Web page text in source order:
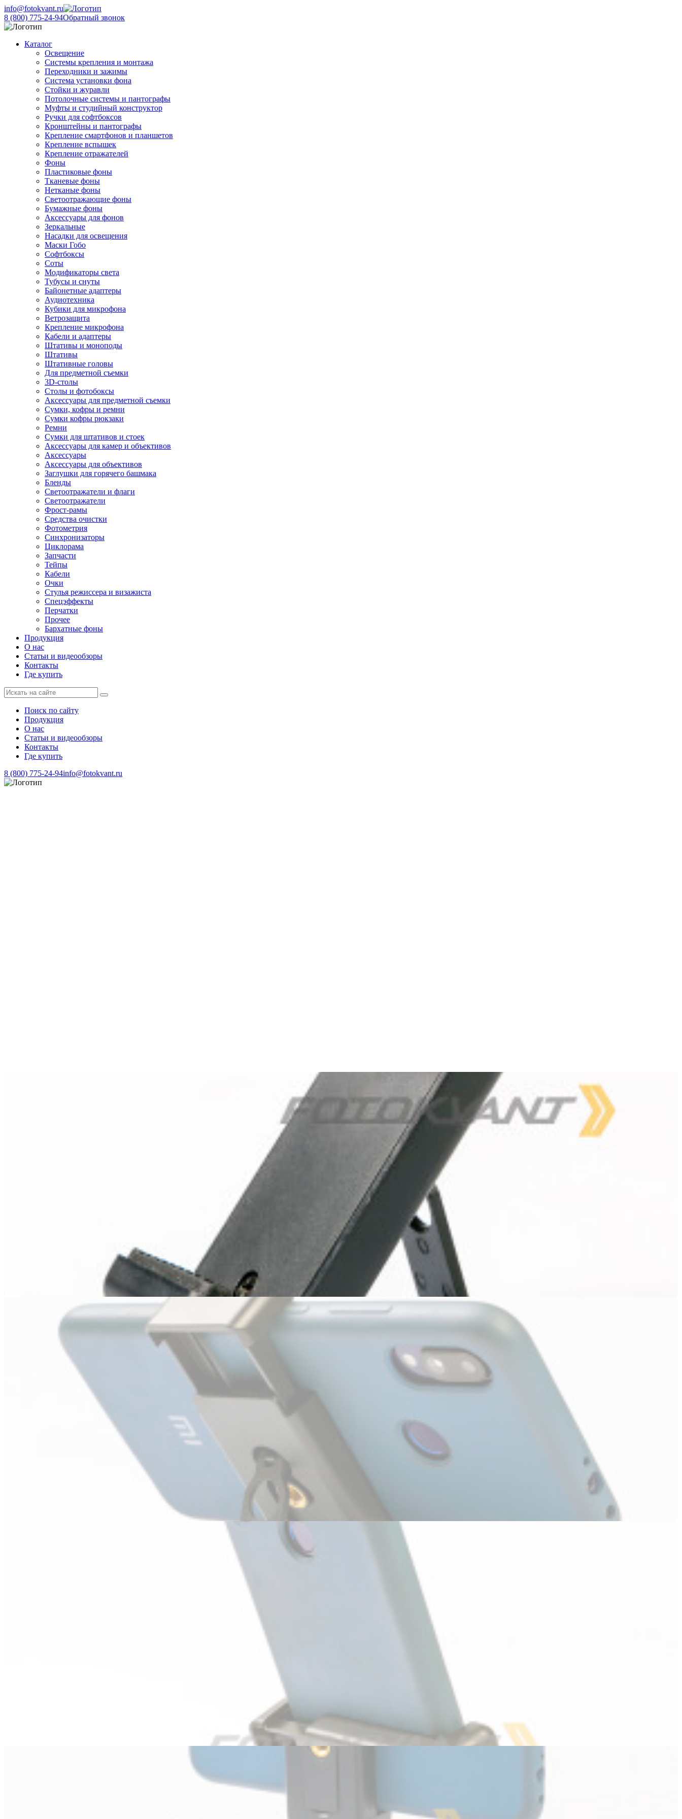
info@fotokvant.ru
8 (800) 775-24-94Обратный звонок
Каталог
Освещение
Системы крепления и монтажа
Переходники и зажимы
Система установки фона
Стойки и журавли
Потолочные системы и пантографы
Муфты и студийный конструктор
Ручки для софтбоксов
Кронштейны и пантографы
Крепление смартфонов и планшетов
Крепление вспышек
Крепление отражателей
Фоны
Пластиковые фоны
Тканевые фоны
Нетканые фоны
Светоотражающие фоны
Бумажные фоны
Аксессуары для фонов
Зеркальные
Насадки для освещения
Маски Гобо
Софтбоксы
Соты
Модификаторы света
Тубусы и снуты
Байонетные адаптеры
Аудиотехника
Кубики для микрофона
Ветрозащита
Крепление микрофона
Кабели и адаптеры
Штативы и моноподы
Штативы
Штативные головы
Для предметной съемки
3D-столы
Столы и фотобоксы
Аксессуары для предметной съемки
Сумки, кофры и ремни
Сумки кофры рюкзаки
Ремни
Сумки для штативов и стоек
Аксессуары для камер и объективов
Аксессуары
Аксессуары для объективов
Заглушки для горячего башмака
Бленды
Светоотражатели и флаги
Светоотражатели
Фрост-рамы
Средства очистки
Фотометрия
Синхронизаторы
Циклорама
Запчасти
Тейпы
Кабели
Очки
Стулья режиссера и визажиста
Спецэффекты
Перчатки
Прочее
Бархатные фоны
Продукция
О нас
Статьи и видеообзоры
Контакты
Где купить
Поиск по сайту
Продукция
О нас
Статьи и видеообзоры
Контакты
Где купить
8 (800) 775-24-94info@fotokvant.ru